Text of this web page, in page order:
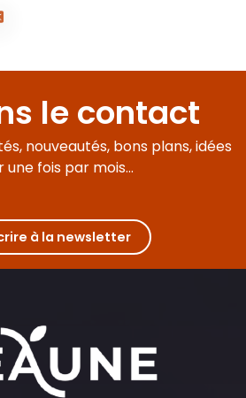
à l'œnologie en 4 formules
de vins
le contact
nouveautés, bons plans, idées
une fois par mois...
à la newsletter